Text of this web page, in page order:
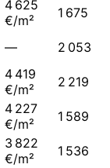
4 625
€/m²
1 675
— 2 053
4 419
€/m²
2 219
4 227
€/m²
1 589
3 822
€/m²
1 536